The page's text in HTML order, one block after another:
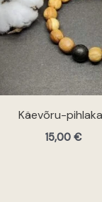
Käevõru-
15,00€